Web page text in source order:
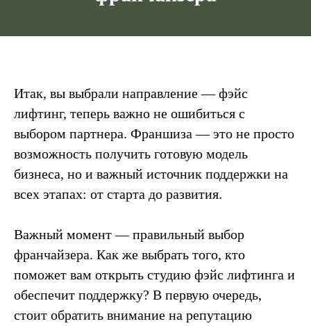
Итак, вы выбрали направление — фэйс
лифтинг, теперь важно не ошибиться с
выбором партнера. Франшиза — это не просто
возможность получить готовую модель
бизнеса, но и важный источник поддержки на
всех этапах: от старта до развития.
Важный момент — правильный выбор
франчайзера. Как же выбрать того, кто
поможет вам открыть студию фэйс лифтинга и
обеспечит поддержку? В первую очередь,
стоит обратить внимание на репутацию